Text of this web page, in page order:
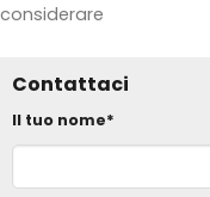
considerare
Contattaci
Il tuo nome*